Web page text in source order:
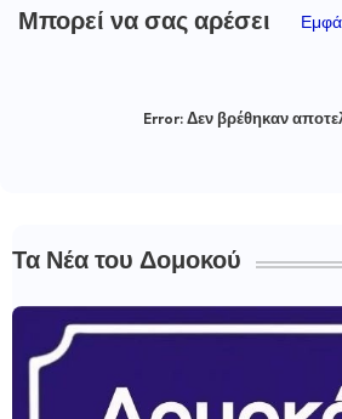
Μπορεί να σας αρέσει
Error:Δεν βρέθηκαν
Τα Νέα του Δομοκού